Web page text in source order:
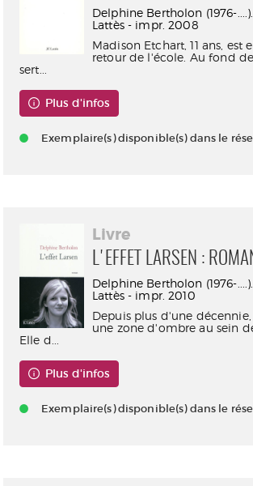
Delphine Bertholon (1976-
Lattès - impr. 2008
Madison Etchart, 11 ans, est
retour de l'école. Au fond
sert...
Plus d'infos
Exemplaire(s) disponible(s) dans le
Livre
L'EFFET LARSEN :
Delphine Bertholon (1976-
Lattès - impr. 2010
Depuis plus d'une
une zone d'ombre au sein
Elle d...
Plus d'infos
Exemplaire(s) disponible(s) dans le